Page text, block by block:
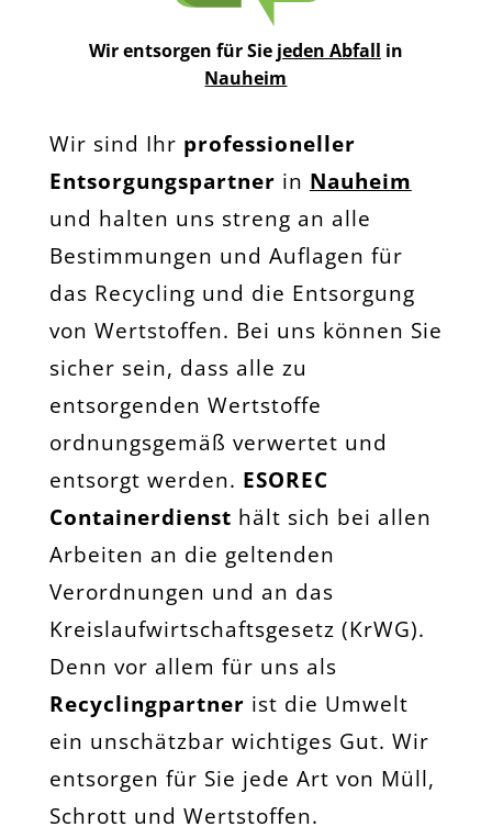
Wir entsorgen für Sie jeden Abfall in
Nauheim
Wir sind Ihr professioneller
Entsorgungspartner in Nauheim
und halten uns streng an alle
Bestimmungen und Auflagen für
das Recycling und die Entsorgung
von Wertstoffen. Bei uns können Sie
sicher sein, dass alle zu
entsorgenden Wertstoffe
ordnungsgemäß verwertet und
entsorgt werden. ESOREC
Containerdienst hält sich bei allen
Arbeiten an die geltenden
Verordnungen und an das
Kreislaufwirtschaftsgesetz (KrWG).
Denn vor allem für uns als
Recyclingpartner ist die Umwelt
ein unschätzbar wichtiges Gut. Wir
entsorgen für Sie jede Art von Müll,
Schrott und Wertstoffen.